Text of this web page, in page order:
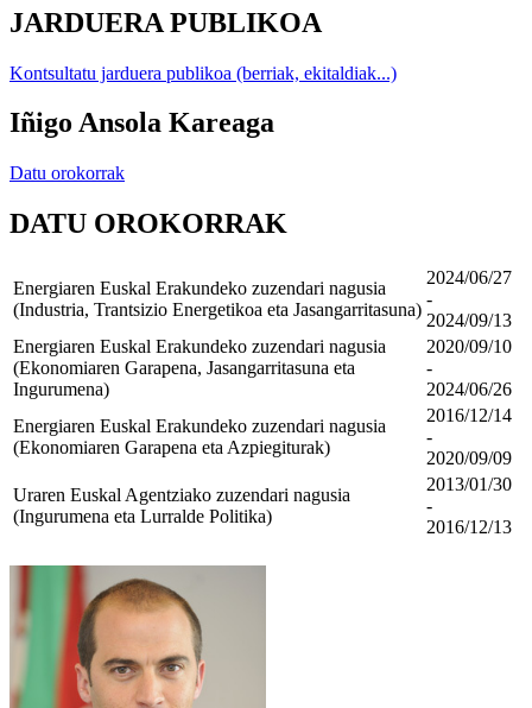
JARDUERA PUBLIKOA
Kontsultatu jarduera publikoa (berriak, ekitaldiak...)
Iñigo Ansola Kareaga
Datu orokorrak
DATU OROKORRAK
Energiaren Euskal Erakundeko zuzendari nagusia
(Industria, Trantsizio Energetikoa eta Jasangarritasuna)
2024/06/27
-
2024/09/13
Energiaren Euskal Erakundeko zuzendari nagusia
(Ekonomiaren Garapena, Jasangarritasuna eta
Ingurumena)
2020/09/10
-
2024/06/26
Energiaren Euskal Erakundeko zuzendari nagusia
(Ekonomiaren Garapena eta Azpiegiturak)
2016/12/14
-
2020/09/09
Uraren Euskal Agentziako zuzendari nagusia
(Ingurumena eta Lurralde Politika)
2013/01/30
-
2016/12/13